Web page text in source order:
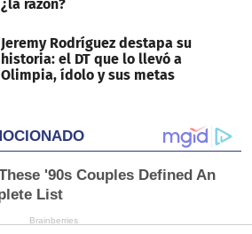
¿la razón?
Jeremy Rodríguez destapa su
historia: el DT que lo llevó a
Olimpia, ídolo y sus metas